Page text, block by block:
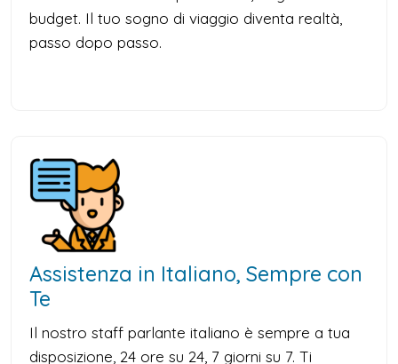
budget. Il tuo sogno di viaggio diventa realtà,
passo dopo passo.
Assistenza in Italiano, Sempre con
Te
Il nostro staff parlante italiano è sempre a tua
disposizione, 24 ore su 24, 7 giorni su 7. Ti